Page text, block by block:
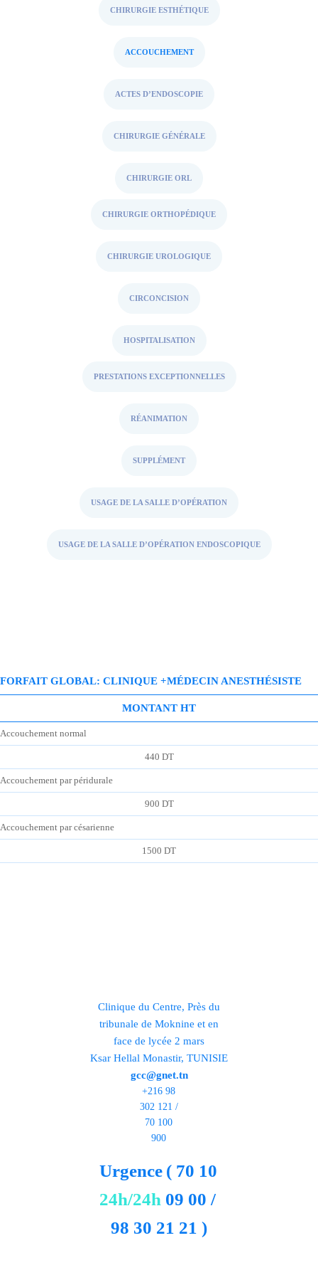
CHIRURGIE ESTHÉTIQUE
ACCOUCHEMENT
ACTES D’ENDOSCOPIE
CHIRURGIE GÉNÉRALE
CHIRURGIE ORL
CHIRURGIE ORTHOPÉDIQUE
CHIRURGIE UROLOGIQUE
CIRCONCISION
HOSPITALISATION
PRESTATIONS EXCEPTIONNELLES
RÉANIMATION
SUPPLÉMENT
USAGE DE LA SALLE D’OPÉRATION
USAGE DE LA SALLE D’OPÉRATION ENDOSCOPIQUE
FORFAIT GLOBAL: CLINIQUE +MÉDECIN ANESTHÉSISTE
MONTANT HT
Accouchement normal
440 DT
Accouchement par péridurale
900 DT
Accouchement par césarienne
1500 DT
Clinique du Centre, Près du
tribunale de Moknine et en
face de lycée 2 mars
Ksar Hellal Monastir, TUNISIE
gcc@gnet.tn
+216 98
302 121 /
70 100
900
Urgence
24h/24h
( 70 10
09 00 /
98 30 21 21 )